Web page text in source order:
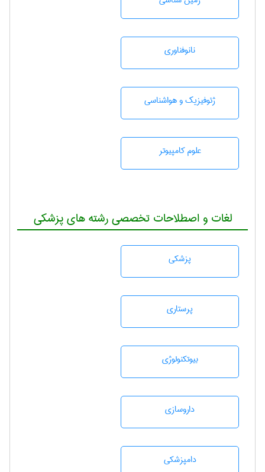
نانوفناوری
ژئوفيزيك و هواشناسی
علوم کامپیوتر
لغات و اصطلاحات تخصصی رشته های پزشکی
پزشكی
پرستاری
بيوتكنولوژی
داروسازی
دامپزشكی